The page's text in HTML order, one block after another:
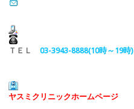
ＴＥＬ 03-3943-8888(10時～19時)
ヤスミクリニックホームページ